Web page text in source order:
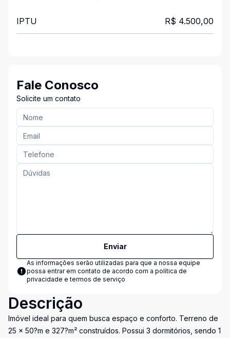
IPTU R$ 4.500,00
Fale Conosco
Solicite um contato
Enviar
As informações serão utilizadas para que a nossa equipe
possa entrar em contato de acordo com a política de
privacidade e termos de serviço
Descrição
Imóvel ideal para quem busca espaço e conforto. Terreno de
25 × 50?m e 327?m² construídos. Possui 3 dormitórios, sendo 1